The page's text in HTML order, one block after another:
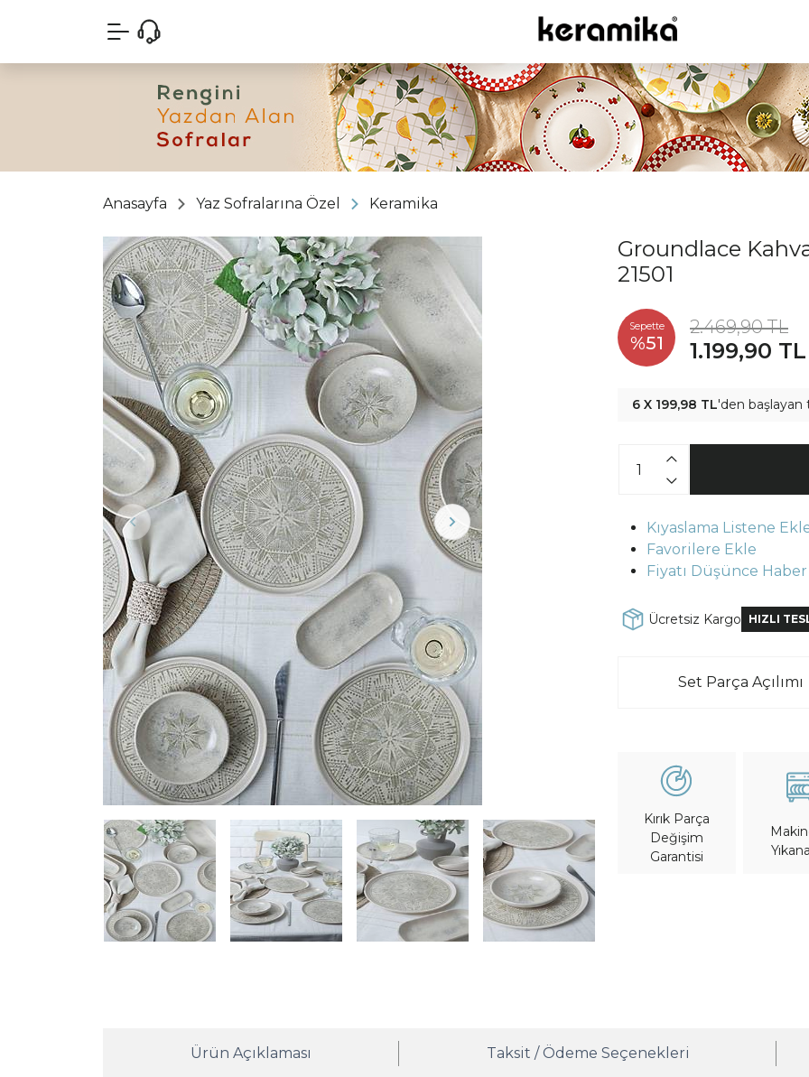
Anasayfa Yaz Sofralarına Özel Keramika
Groundlace
21501
Sepette
%51
2.469,90 TL
1.199,90 TL
6 X 199,98 TL'den
Kıyaslama Listene
Favorilere Ekle
Fiyatı Düşünce Haber
Ücretsiz Kargo HIZLI
Set Parça Açılımı
Kırık Parça
Değişim
Garantisi
Ürün Açıklaması Taksit / Ödeme Seçenekleri